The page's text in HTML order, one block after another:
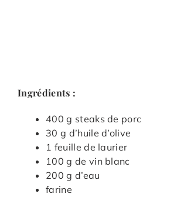
Ingrédients :
400 g steaks de porc
30 g d’huile d’olive
1 feuille de laurier
100 g de vin blanc
200 g d’eau
farine